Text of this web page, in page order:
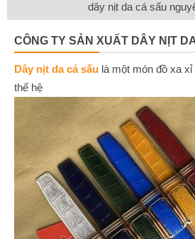
dây nịt da cá sấu
CÔNG TY SẢN XUẤT DÂY NỊT
Dây nịt da cá sấu là một món đồ xa
thế hệ